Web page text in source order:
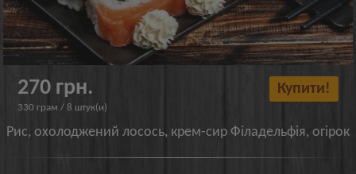
270 грн.
330 грам / 8 штук(и)
Купити!
Рис, охолоджений лосось, крем-сир Філадельфія, огірок